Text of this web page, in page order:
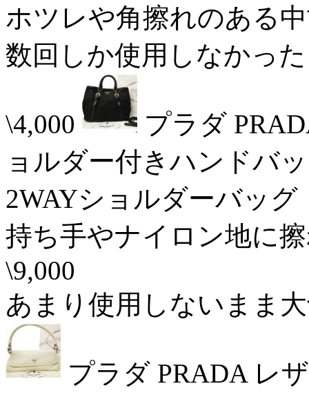
ホツレや角擦れのある
数回しか使用しなかっ
\4,000
プラダ
ョルダー付きハンドバ
2WAYショルダーバ
持ち手やナイロン地に
\9,000
あまり使用しないまま
プラダ PRADA レ